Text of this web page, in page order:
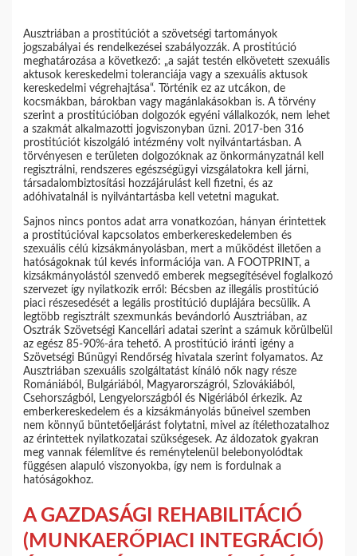
Ausztriában a prostitúciót a szövetségi tartományok
jogszabályai és rendelkezései szabályozzák. A prostitúció
meghatározása a következő: „a saját testén elkövetett szexuális
aktusok kereskedelmi toleranciája vagy a szexuális aktusok
kereskedelmi végrehajtása“. Történik ez az utcákon, de
kocsmákban, bárokban vagy magánlakásokban is. A törvény
szerint a prostitúcióban dolgozók egyéni vállalkozók, nem lehet
a szakmát alkalmazotti jogviszonyban űzni. 2017-ben 316
prostitúciót kiszolgáló intézmény volt nyilvántartásban. A
törvényesen e területen dolgozóknak az önkormányzatnál kell
regisztrálni, rendszeres egészségügyi vizsgálatokra kell járni,
társadalombiztosítási hozzájárulást kell fizetni, és az
adóhivatalnál is nyilvántartásba kell vetetni magukat.
Sajnos nincs pontos adat arra vonatkozóan, hányan érintettek
a prostitúcióval kapcsolatos emberkereskedelemben és
szexuális célú kizsákmányolásban, mert a működést illetően a
hatóságoknak túl kevés információja van. A FOOTPRINT, a
kizsákmányolástól szenvedő emberek megsegítésével foglalkozó
szervezet így nyilatkozik erről: Bécsben az illegális prostitúció
piaci részesedését a legális prostitúció duplájára becsülik. A
legtöbb regisztrált szexmunkás bevándorló Ausztriában, az
Osztrák Szövetségi Kancellári adatai szerint a számuk körülbelül
az egész 85-90%-ára tehető. A prostitúció iránti igény a
Szövetségi Bűnügyi Rendőrség hivatala szerint folyamatos. Az
Ausztriában szexuális szolgáltatást kínáló nők nagy része
Romániából, Bulgáriából, Magyarországról, Szlovákiából,
Csehországból, Lengyelországból és Nigériából érkezik. Az
emberkereskedelem és a kizsákmányolás bűneivel szemben
nem könnyű büntetőeljárást folytatni, mivel az ítélethozatalhoz
az érintettek nyilatkozatai szükségesek. Az áldozatok gyakran
meg vannak félemlítve és reménytelenül belebonyolódtak
függésen alapuló viszonyokba, így nem is fordulnak a
hatóságokhoz.
A GAZDASÁGI REHABILITÁCIÓ
(MUNKAERŐPIACI INTEGRÁCIÓ)